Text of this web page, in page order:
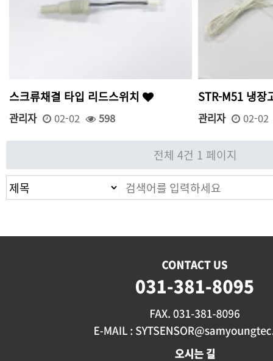
스크류채결 타입 리드스위치
관리자 02-02 598
STR-M51 냉장
관리자 02-02
전체 4건 1 페이지